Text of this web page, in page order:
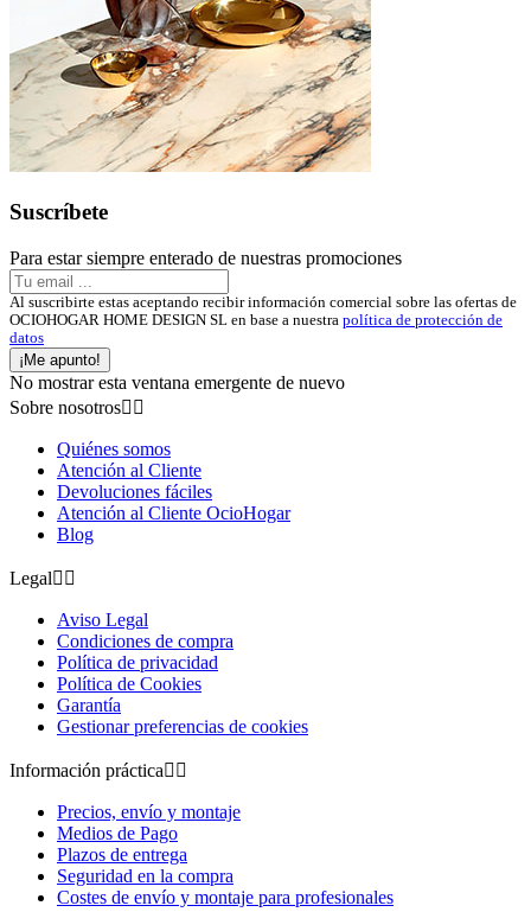
Suscríbete
Para estar siempre enterado de nuestras promociones
Al suscribirte estas aceptando recibir información comercial sobre las ofertas de
OCIOHOGAR HOME DESIGN SL en base a nuestra política de protección de
datos
¡Me apunto!
No mostrar esta ventana emergente de nuevo
Sobre nosotros 
Quiénes somos
Atención al Cliente
Devoluciones fáciles
Atención al Cliente OcioHogar
Blog
Legal 
Aviso Legal
Condiciones de compra
Política de privacidad
Política de Cookies
Garantía
Gestionar preferencias de cookies
Información práctica 
Precios, envío y montaje
Medios de Pago
Plazos de entrega
Seguridad en la compra
Costes de envío y montaje para profesionales